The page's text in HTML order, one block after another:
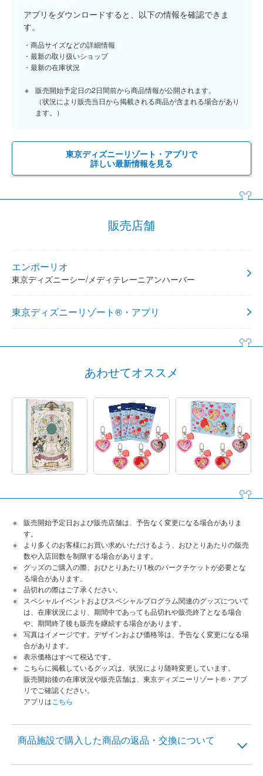
アプリをダウンロードすると、以下の情報を確認できま
す。
商品サイズなどの詳細情報
最新の取り扱いショップ
最新の在庫状況
販売開始予定日の2日間前から商品情報が公開されます。
（状況により販売当日から掲載される商品が含まれる場合があり
ます。）
東京ディズニーリゾート・アプリで
詳しい最新情報を見る
販売店舗
エンポーリオ
東京ディズニーシー/メディテレーニアンハーバー
東京ディズニーリゾート®・アプリ
あわせてオススメ
販売開始予定日および販売店舗は、予告なく変更になる場合がありま
す。
より多くのお客様にお買い求めいただけるよう、おひとりあたりの販売
数や入店回数を制限する場合があります。
グッズのご購入の際、おひとりあたり1枚のパークチケットが必要とな
る場合があります。
品切れの際はご了承ください。
スペシャルイベントおよびスペシャルプログラム関連のグッズについて
は、在庫状況により、期間中であっても品切れや販売終了となる場合
や、期間終了後も販売を継続する場合があります。
写真はイメージです。デザインおよび価格等は、予告なく変更になる場
合があります。
表示価格はすべて税込です。
こちらに掲載しているグッズは、状況により随時変更しています。
販売開始後の在庫状況や販売店舗は、東京ディズニーリゾート®・アプ
リでご確認ください。
アプリは こちら
商品施設で購入した商品の返品・交換について